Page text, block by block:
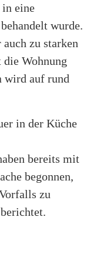
in eine
wurde.
zu starken
die Wohnung
wird auf rund
in der Küche
bereits mit
begonnen,
zu
berichtet.